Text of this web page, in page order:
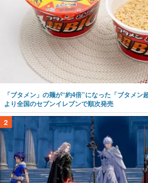
「ブタメン」の麺が“約4倍”になった「ブタメン
より全国のセブンイレブンで順次発売
2